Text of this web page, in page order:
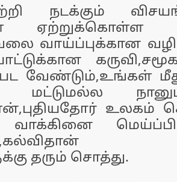
நடக்கும்
ஏற்றுக்கொள்ள
வாய்ப்புக்கான
வேண்டும்,உங்கள்
மட்டுமல்ல
உலகம்
வாக்கினை
தரும் சொத்து.